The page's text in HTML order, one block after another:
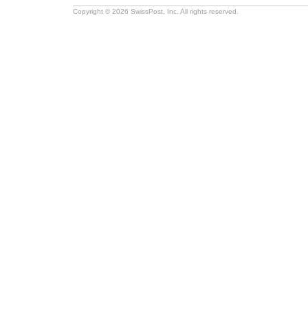
Copyright © 2026 SwissPost, Inc. All rights reserved.